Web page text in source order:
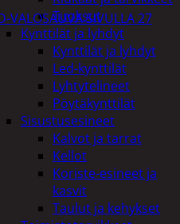
Tuoksut
Kynttilät ja lyhdyt
Kynttilät ja lyhdyt
Led-kynttilät
Lyhtytelineet
Pöytäkynttilät
Sisustusesineet
Kalvot ja tarrat
Kellot
Koriste-esineet ja
kasvit
Taulut ja kehykset
VALOSAUVA SIVULLA 27